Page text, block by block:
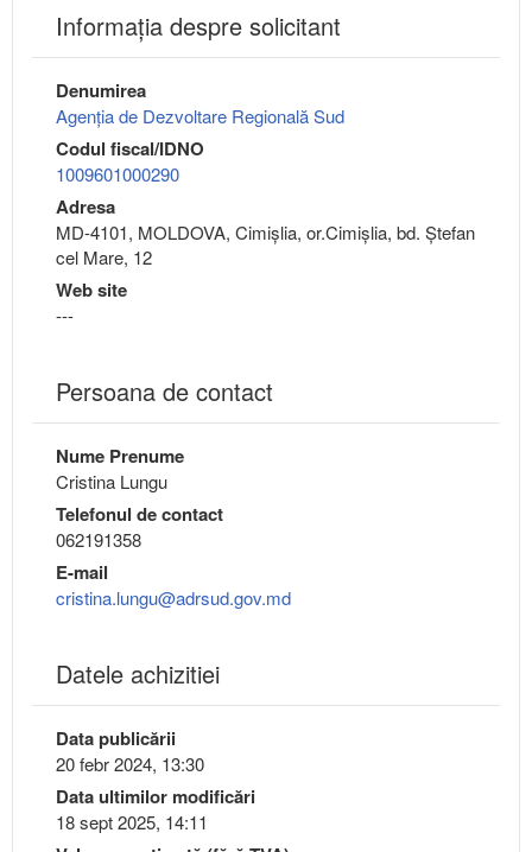
Informaţia despre solicitant
Denumirea
Agenția de Dezvoltare Regională Sud
Codul fiscal/IDNO
1009601000290
Adresa
MD-4101, MOLDOVA, Cimişlia, or.Cimişlia, bd. Ștefan
cel Mare, 12
Web site
---
Persoana de contact
Nume Prenume
Cristina Lungu
Telefonul de contact
062191358
E-mail
cristina.lungu@adrsud.gov.md
Datele achizitiei
Data publicării
20 febr 2024, 13:30
Data ultimilor modificări
18 sept 2025, 14:11